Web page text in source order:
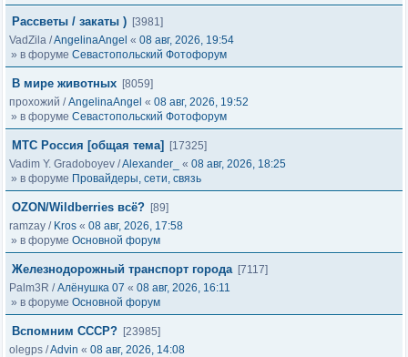
Рассветы / закаты ) [3981]
VadZila /AngelinaAngel « 08 авг, 2026, 19:54
» в форуме Севастопольский Фотофорум
В мире животных [8059]
прохожий /AngelinaAngel « 08 авг, 2026, 19:52
» в форуме Севастопольский Фотофорум
МТС Россия [общая тема]
[17325]
Vadim Y. Gradoboyev /Alexander_ « 08 авг, 2026, 18:25
» в форуме Провайдеры, сети, связь
OZON/Wildberries всё? [89]
ramzay / Kros « 08 авг, 2026, 17:58
» в форуме Основной форум
Железнодорожный транспорт города [7117]
Palm3R /Алёнушка 07 « 08 авг, 2026, 16:11
» в форуме Основной форум
Вспомним СССР? [23985]
olegps /Advin « 08 авг, 2026, 14:08